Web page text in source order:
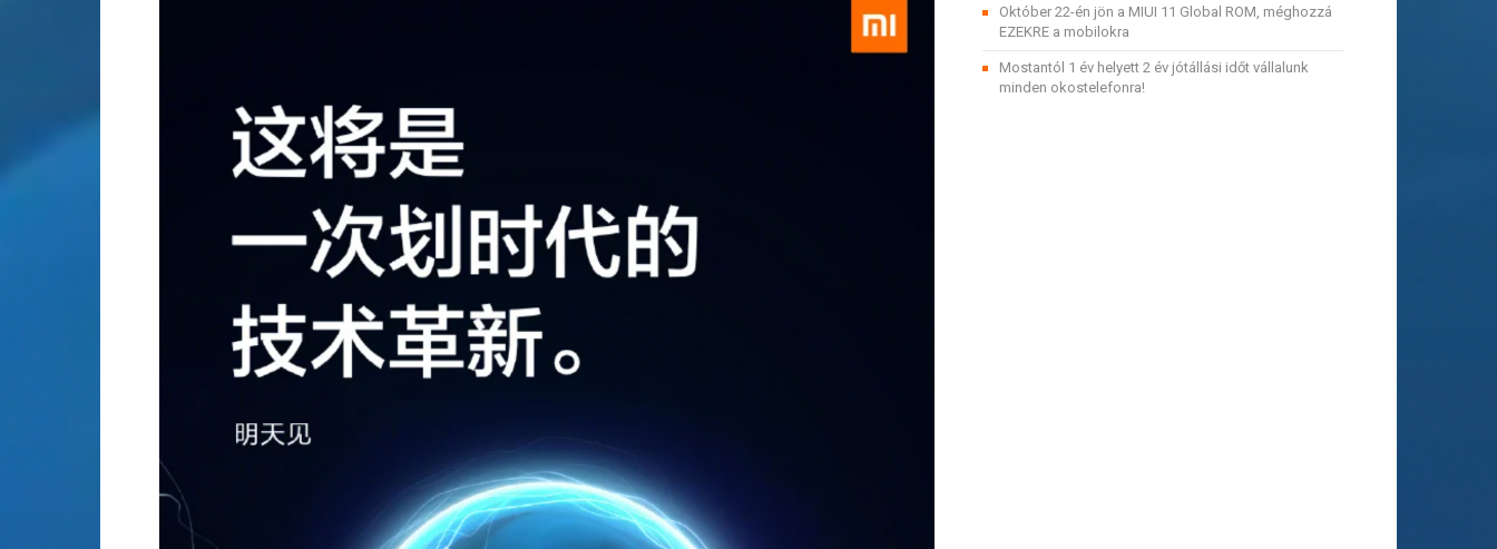
Október 22-én jön a MIUI 11 Global ROM, méghozzá
EZEKRE a mobilokra
Mostantól 1 év helyett 2 év jótállási időt vállalunk
minden okostelefonra!